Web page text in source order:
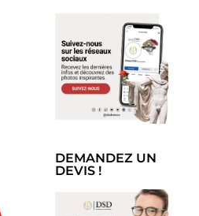
DEMANDEZ UN
DEVIS !